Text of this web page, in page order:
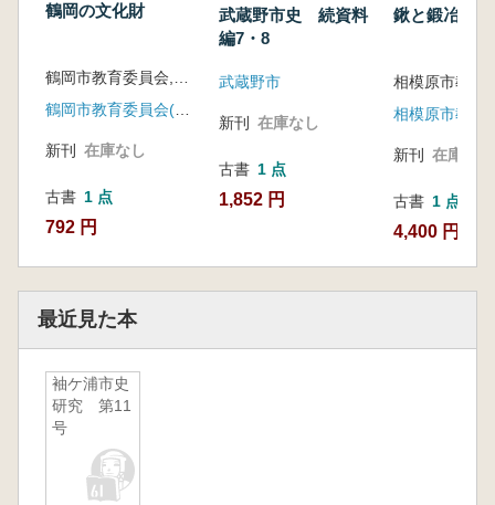
鶴岡の文化財
鶴岡市教育委員会,鶴岡市文化財愛護協会編
鶴岡市教育委員会(山形県)
新刊 在庫なし
古書 1 点
792 円
武蔵野市史 続資料
編7・8
武蔵野市
新刊 在庫なし
古書 1 点
1,852 円
鍬と鍛冶屋
相模原市教育
新刊 在庫なし
古書 1 点
4,400 円
最近見た本
袖ケ浦市史
研究 第11
号